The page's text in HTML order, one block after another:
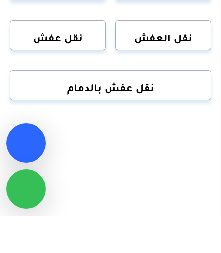
نقل العفش نقل عفش
نقل عفش بالدمام